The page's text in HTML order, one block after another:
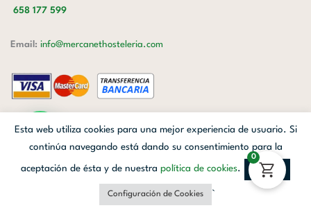
658 177 599
Email: info@mercanethosteleria.com
Mercanet © 2026.| Diseñado porAvanzada Digital| Webmaster
Facebook Linkedin Instagram
Esta web utiliza cookies para una mejor experiencia de usuario. Si
continúa navegando está dando su consentimiento para la
aceptación de ésta y de nuestra política de cookies. Aceptar
Configuración de Cookies `
0